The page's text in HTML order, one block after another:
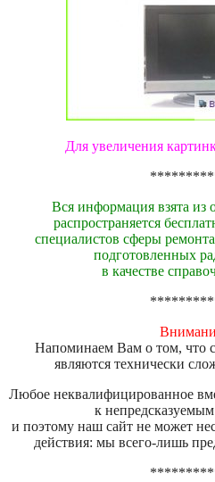
Для увеличения
Вся информация взята из
распространяется
специалистов сферы
подготовленных
в качестве
Напоминаем Вам о том, что
являются технически
Любое неквалифицированное
к
и поэтому наш сайт не может
действия: мы всего-лишь